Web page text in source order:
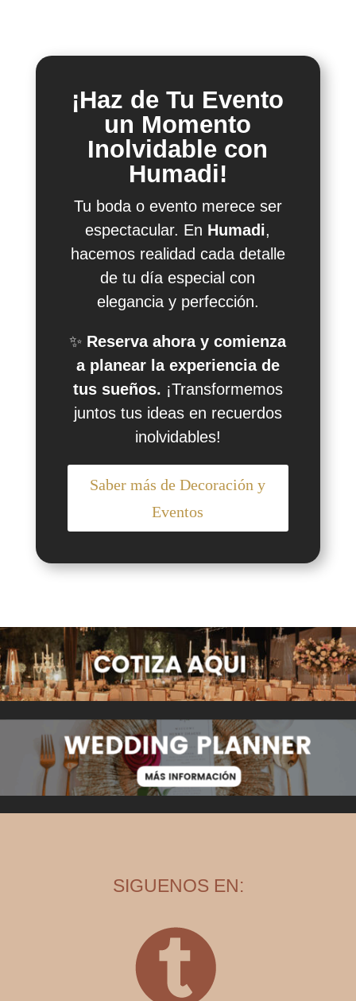
¡Haz de Tu Evento
un Momento
Inolvidable con
Humadi!
Tu boda o evento merece ser
espectacular. En Humadi,
hacemos realidad cada detalle
de tu día especial con
elegancia y perfección.
✨ Reserva ahora y comienza
a planear la experiencia de
tus sueños. ¡Transformemos
juntos tus ideas en recuerdos
inolvidables!
Saber más de Decoración y
Eventos
SIGUENOS EN: